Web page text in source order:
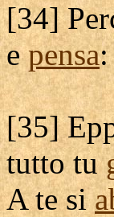
[34]
epensa
[35]
tutto tu
A te si